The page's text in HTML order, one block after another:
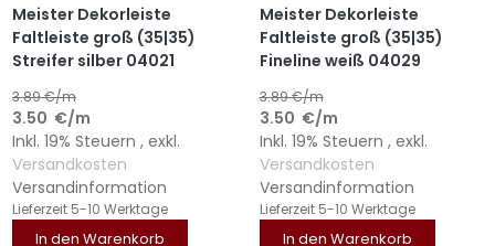
Meister Dekorleiste
Faltleiste groß (35|35)
Streifer silber 04021
3.89€/m
3.50 €/m
Inkl. 19% Steuern , exkl.
Versandkosten
Versandinformation
Lieferzeit 5-10 Werktage
In den Warenkorb
Meister Dekorleiste
Faltleiste groß (35|35)
Fineline weiß 04029
3.89€/m
3.50 €/m
Inkl. 19% Steuern , exkl.
Versandkosten
Versandinformation
Lieferzeit 5-10 Werktage
In den Warenkorb